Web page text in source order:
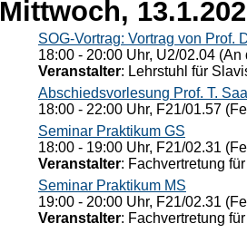
Mittwoch,
SOG-Vortrag: Vortrag von Prof.
18:00 - 20:00 Uhr, U2/02.04
Veranstalter: Lehrstuhl für
Abschiedsvorlesung Prof. T.
18:00 - 22:00 Uhr, F21/01.57
Seminar Praktikum GS
18:00 - 19:00 Uhr, F21/02.31
Veranstalter: Fachvertretung
Seminar Praktikum MS
19:00 - 20:00 Uhr, F21/02.31
Veranstalter: Fachvertretung